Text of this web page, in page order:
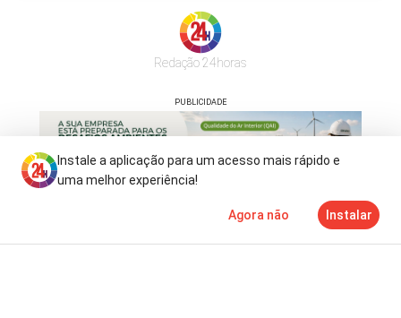
Redação 24horas
PUBLICIDADE
Mais
Instale a aplicação para um acesso mais rápido e
uma melhor experiência!
Agora não Instalar